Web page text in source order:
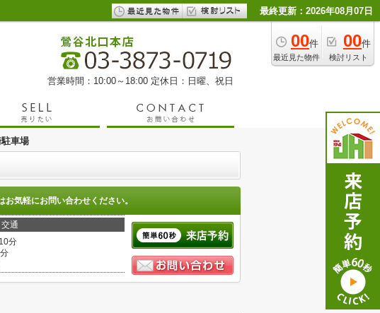
最終更新：2026年08月07日
00件
最近見た物件
00件
検討リスト
営業時間：10:00～18:00 定休日：日曜、祝日
車場
お気軽にお問い合わせください。
交通
分